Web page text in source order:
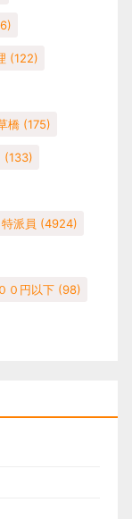
(122)
橋 (175)
(133)
特派員 (4924)
０円以下 (98)